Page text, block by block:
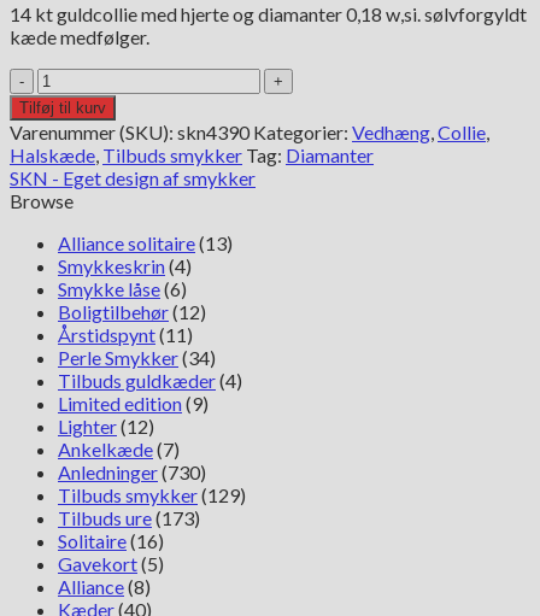
5,850.00 kr..4,995.00 kr..
14 kt guldcollie med hjerte og diamanter 0,18 w,si. sølvforgyldt
kæde medfølger.
Guldcollie
hjerte
med
diamanter
antal
Tilføj til kurv
Varenummer (SKU): skn4390 Kategorier: Vedhæng,Collie,
Halskæde, Tilbuds smykker Tag: Diamanter
SKN - Eget design af smykker
Browse
Alliance solitaire(13)
Smykkeskrin(4)
Smykke låse(6)
Boligtilbehør(12)
Årstidspynt(11)
Perle Smykker(34)
Tilbuds guldkæder(4)
Limited edition(9)
Lighter(12)
Ankelkæde(7)
Anledninger(730)
Tilbuds smykker(129)
Tilbuds ure(173)
Solitaire(16)
Gavekort(5)
Alliance(8)
Kæder(40)